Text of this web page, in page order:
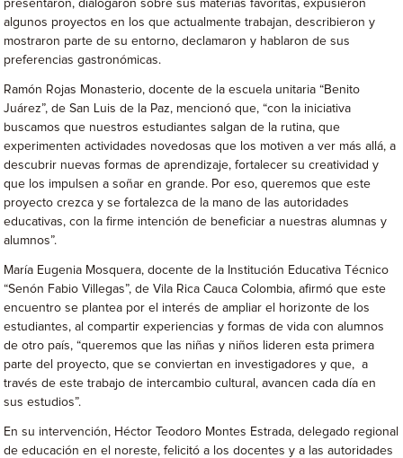
presentaron, dialogaron sobre sus materias favoritas, expusieron
algunos proyectos en los que actualmente trabajan, describieron y
mostraron parte de su entorno, declamaron y hablaron de sus
preferencias gastronómicas.
Ramón Rojas Monasterio, docente de la escuela unitaria “Benito
Juárez”, de San Luis de la Paz, mencionó que, “con la iniciativa
buscamos que nuestros estudiantes salgan de la rutina, que
experimenten actividades novedosas que los motiven a ver más allá, a
descubrir nuevas formas de aprendizaje, fortalecer su creatividad y
que los impulsen a soñar en grande. Por eso, queremos que este
proyecto crezca y se fortalezca de la mano de las autoridades
educativas, con la firme intención de beneficiar a nuestras alumnas y
alumnos”.
María Eugenia Mosquera, docente de la Institución Educativa Técnico
“Senón Fabio Villegas”, de Vila Rica Cauca Colombia, afirmó que este
encuentro se plantea por el interés de ampliar el horizonte de los
estudiantes, al compartir experiencias y formas de vida con alumnos
de otro país, “queremos que las niñas y niños lideren esta primera
parte del proyecto, que se conviertan en investigadores y que, a
través de este trabajo de intercambio cultural, avancen cada día en
sus estudios”.
En su intervención, Héctor Teodoro Montes Estrada, delegado regional
de educación en el noreste, felicitó a los docentes y a las autoridades